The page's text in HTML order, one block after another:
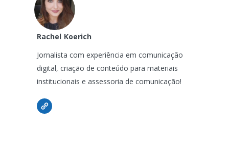
Rachel Koerich
Jornalista com experiência em comunicação
digital, criação de conteúdo para materiais
institucionais e assessoria de comunicação!